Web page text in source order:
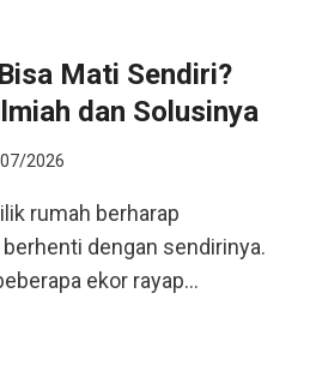
Mati Sendiri?
dan Solusinya
2026
rumah berharap
dengan sendirinya.
ekor rayap…